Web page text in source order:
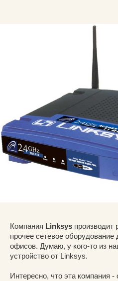
Компания Linksys производит
прочее сетевое
офисов. Думаю, у кого-то из
устройство от Linksys.
Интересно, что эта компания -